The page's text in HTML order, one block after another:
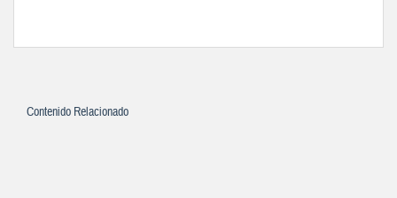
Contenido Relacionado